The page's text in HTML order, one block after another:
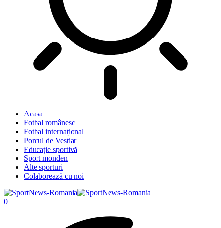
Acasa
Fotbal românesc
Fotbal internațional
Pontul de Vestiar
Educație sportivă
Sport monden
Alte sporturi
Colaborează cu noi
0